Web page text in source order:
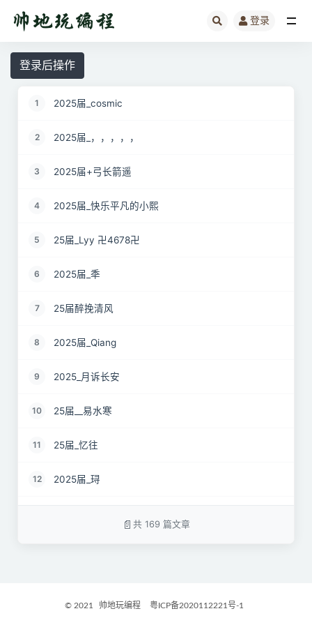
登录
登录后操作
1 2025届_cosmic
2 2025届_，，，，，
3 2025届+弓长箭遥
4 2025届_快乐平凡的小熙
5 25届_Lyy 卍4678卍
6 2025届_秊
7 25届醉挽清风
8 2025届_Qiang
9 2025_月诉长安
10 25届__易水寒
11 25届_忆往
12 2025届_𬍤
共 169 篇文章
© 2021 帅地玩编程 粤ICP备2020112221号-1